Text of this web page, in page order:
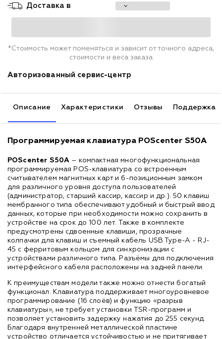
Доставка в
*Стоимость может поменяться и зависит от точного адреса,
стоимости и веса заказа
Авторизованный сервис-центр
Описание Характеристики Отзывы Поддержка
Программируемая клавиатура POScenter S50A
POScenter S50A – компактная многофункциональная
программируемая POS-клавиатура со встроенным
считывателем магнитных карт и 6-позиционным замком
для различного уровня доступа пользователей
(администратор, старший кассир, кассир и др.). 50 клавиш
мембранного типа обеспечивают удобный и быстрый ввод
данных, которые при необходимости можно сохранить в
устройстве на срок до 100 лет. Также в комплекте
предусмотрены сдвоенные клавиши, прозрачные
колпачки для клавиш и съемный кабель USB Type-A - RJ-
45 с ферритовым кольцом для синхронизации с
устройствами различного типа. Разъёмы для подключения
интерфейсного кабеля расположены на задней панели.
К преимуществам модели также можно отнести богатый
функционал. Клавиатура поддерживает многоуровневое
программирование (16 слоёв) и функцию «разрыв
клавиатуры», не требует установки TSR-программ и
позволяет установить задержку нажатия до 255 секунд.
Благодаря внутренней металлической пластине
устройство отличается устойчивостью и не притягивает